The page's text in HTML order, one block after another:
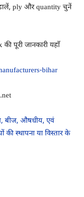
ply और quantity चुनें
पूरी जानकारी यहाँ
bihar
बीज, औषधीय, एवं
स्थापना या विस्तार के